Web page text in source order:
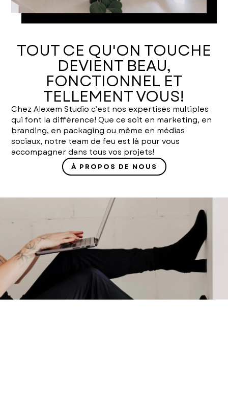
TOUT CE QU'ON TOUCHE
DEVIENT BEAU,
FONCTIONNEL ET
TELLEMENT VOUS!
Chez Alexem Studio c’est nos expertises multiples
qui font la différence! Que ce soit en marketing, en
branding, en packaging ou même en médias
sociaux, notre team de feu est là pour vous
accompagner dans tous vos projets!
À PROPOS DE NOUS